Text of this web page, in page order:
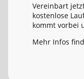
Vereinbart
kostenlose
kommt vorbei
Mehr Infos